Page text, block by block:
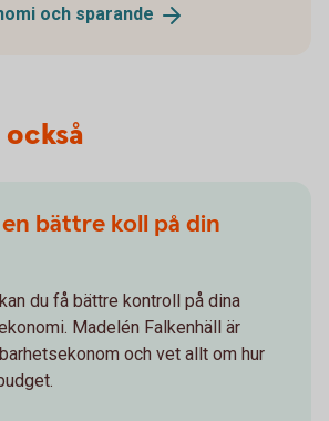
och sparande
bättre koll på din
du få bättre kontroll på dina
Madelén Falkenhäll är
och vet allt om hur